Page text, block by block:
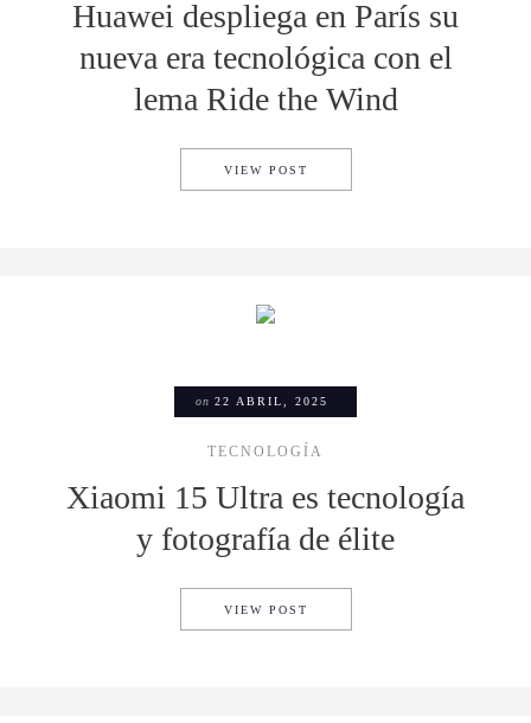
Huawei despliega en París su
nueva era tecnológica con el
lema Ride the Wind
VIEW POST
on 22 ABRIL, 2025
TECNOLOGÍA
Xiaomi 15 Ultra es tecnología
y fotografía de élite
VIEW POST